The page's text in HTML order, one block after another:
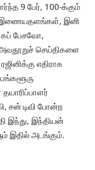
9 பேர், 100-க்கும்
இணையதளங்கள், இனி
பேசவோ,
செய்திகளை
எதிராக
சன் டிவி போன்ற
இந்து, இந்தியன்
இதில் அடங்கும்.